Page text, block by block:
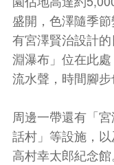
盛開，色澤隨季
有宮澤賢治設計
淵瀑布」位在此
流水聲，時間腳步
周邊一帶還有「
話村」等設施，
高村幸太郎紀念館。